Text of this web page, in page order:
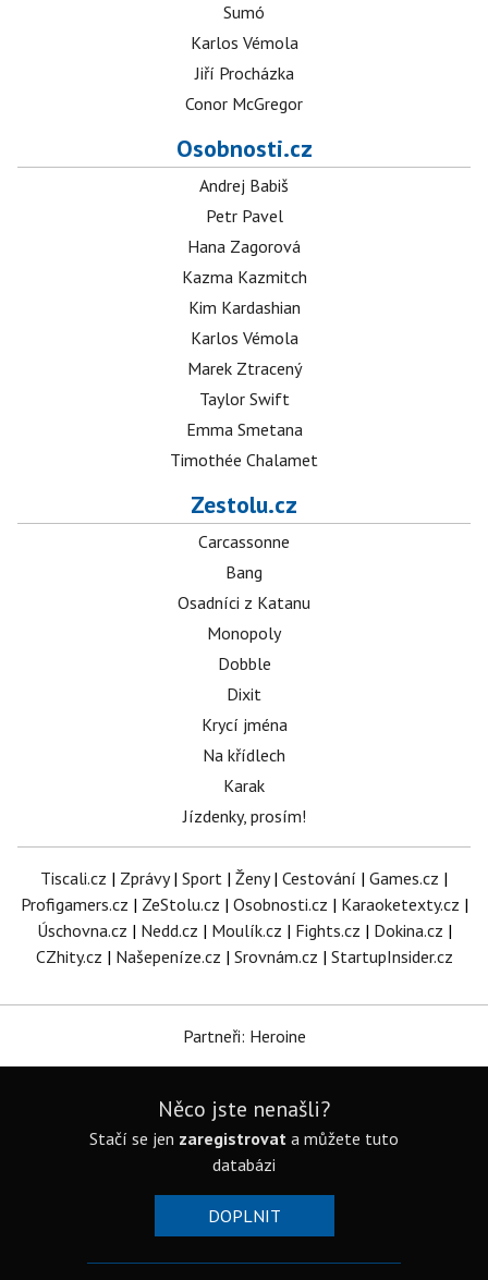
Sumó
Karlos Vémola
Jiří Procházka
Conor McGregor
Osobnosti.cz
Andrej Babiš
Petr Pavel
Hana Zagorová
Kazma Kazmitch
Kim Kardashian
Karlos Vémola
Marek Ztracený
Taylor Swift
Emma Smetana
Timothée Chalamet
Zestolu.cz
Carcassonne
Bang
Osadníci z Katanu
Monopoly
Dobble
Dixit
Krycí jména
Na křídlech
Karak
Jízdenky, prosím!
Tiscali.cz | Zprávy| Sport | Ženy| Cestování | Games.cz |
Profigamers.cz | ZeStolu.cz | Osobnosti.cz | Karaoketexty.cz |
Úschovna.cz | Nedd.cz | Moulík.cz | Fights.cz | Dokina.cz |
CZhity.cz | Našepeníze.cz | Srovnám.cz | StartupInsider.cz
Partneři: Heroine
Něco jste nenašli?
Stačí se jen zaregistrovat a můžete tuto
databázi
DOPLNIT